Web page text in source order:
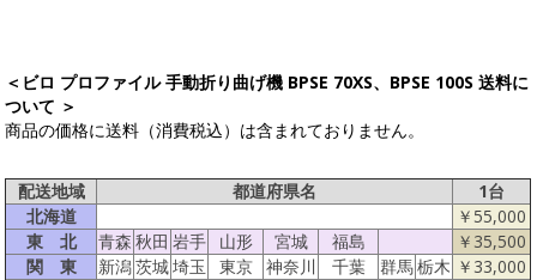
＜ビロ プロファイル 手動折り曲げ機 BPSE 70XS、BPSE 100S 送料に
ついて ＞
商品の価格に送料（消費税込）は含まれておりません。
配送地域 都道府県名
1台
北海道
￥55,000
東 北
青森 秋田 岩手 山形 宮城 福島
￥35,500
関 東
新潟茨城埼玉 東京 神奈川 千葉 群馬栃木 ￥33,000